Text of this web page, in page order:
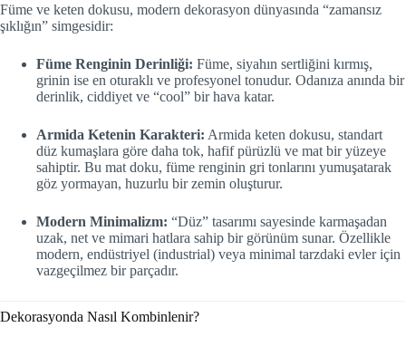
Füme ve keten dokusu, modern dekorasyon dünyasında “zamansız
şıklığın” simgesidir:
Füme Renginin Derinliği: Füme, siyahın sertliğini kırmış,
grinin ise en oturaklı ve profesyonel tonudur. Odanıza anında bir
derinlik, ciddiyet ve “cool” bir hava katar.
Armida Ketenin Karakteri: Armida keten dokusu, standart
düz kumaşlara göre daha tok, hafif pürüzlü ve mat bir yüzeye
sahiptir. Bu mat doku, füme renginin gri tonlarını yumuşatarak
göz yormayan, huzurlu bir zemin oluşturur.
Modern Minimalizm: “Düz” tasarımı sayesinde karmaşadan
uzak, net ve mimari hatlara sahip bir görünüm sunar. Özellikle
modern, endüstriyel (industrial) veya minimal tarzdaki evler için
vazgeçilmez bir parçadır.
Dekorasyonda Nasıl Kombinlenir?